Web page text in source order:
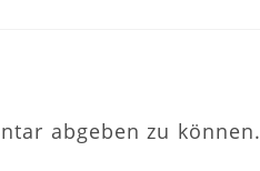
abgeben zu können.